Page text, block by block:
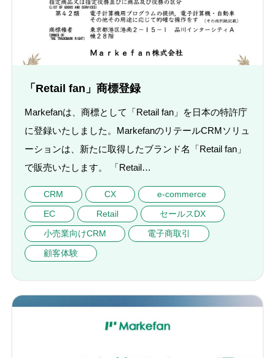
「Retail fan」商標登録
Markefanは、商標として「Retail fan」を日本の特許庁
に登録いたしました。MarkefanのリテールCRMソリュ
ーションは、新たに取得したブランド名「Retail fan」
で販売いたします。 「Retail…
CRM CX
e-commerce
EC
Retail
セールスDX
小売業向けCRM
電子商取引
顧客体験